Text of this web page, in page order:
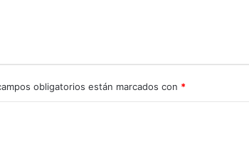
obligatorios están marcados con *